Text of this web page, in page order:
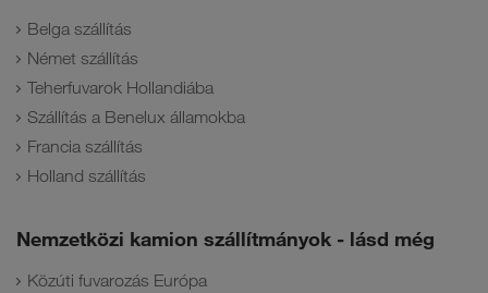
Belga szállítás
Német szállítás
Teherfuvarok Hollandiába
Szállítás a Benelux államokba
Francia szállítás
Holland szállítás
Nemzetközi kamion szállítmányok - lásd még
Közúti fuvarozás Európa